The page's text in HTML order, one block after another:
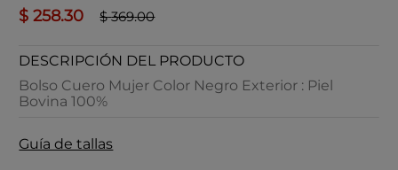
$ 258.30 $ 369.00
DESCRIPCIÓN DEL PRODUCTO
Bolso Cuero Mujer Color Negro Exterior : Piel
Bovina 100%
Guía de tallas